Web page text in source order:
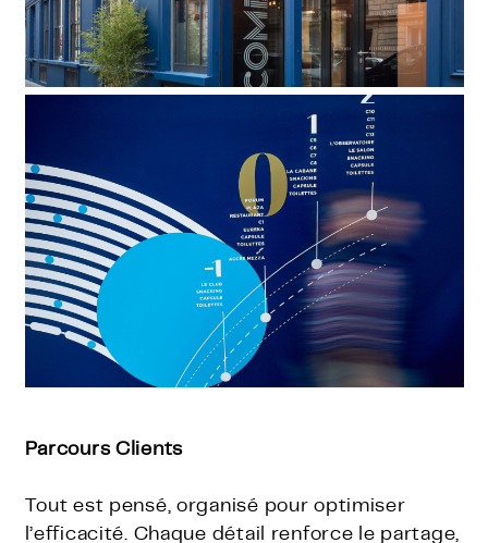
Parcours Clients
Tout est pensé, organisé pour optimiser
l’efficacité. Chaque détail renforce le partage,